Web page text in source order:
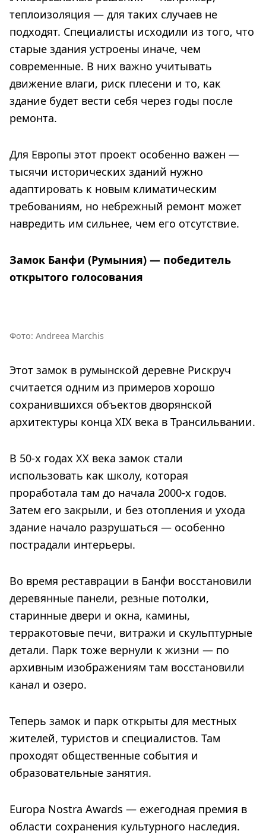
теплоизоляция — для таких случаев не
подходят. Специалисты исходили из того, что
старые здания устроены иначе, чем
современные. В них важно учитывать
движение влаги, риск плесени и то, как
здание будет вести себя через годы после
ремонта.
Для Европы этот проект особенно важен —
тысячи исторических зданий нужно
адаптировать к новым климатическим
требованиям, но небрежный ремонт может
навредить им сильнее, чем его отсутствие.
Замок Банфи (Румыния) — победитель
открытого голосования
Фото: Andreea Marchis
Этот замок в румынской деревне Рискруч
считается одним из примеров хорошо
сохранившихся объектов дворянской
архитектуры конца XIX века в Трансильвании.
В 50-х годах XX века замок стали
использовать как школу, которая
проработала там до начала 2000-х годов.
Затем его закрыли, и без отопления и ухода
здание начало разрушаться — особенно
пострадали интерьеры.
Во время реставрации в Банфи восстановили
деревянные панели, резные потолки,
старинные двери и окна, камины,
терракотовые печи, витражи и скульптурные
детали. Парк тоже вернули к жизни — по
архивным изображениям там восстановили
канал и озеро.
Теперь замок и парк открыты для местных
жителей, туристов и специалистов. Там
проходят общественные события и
образовательные занятия.
Europa Nostra Awards — ежегодная премия в
области сохранения культурного наследия.